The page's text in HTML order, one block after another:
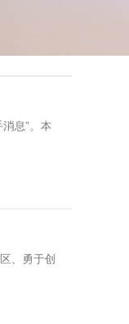
息”。本
、勇于创